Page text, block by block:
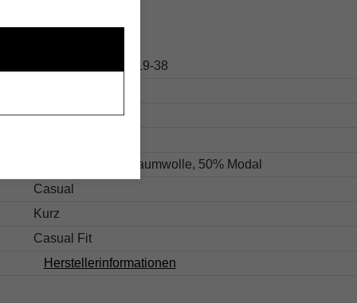
338.A325059-27319-38
Gestreift
50% organische Baumwolle, 50% Modal
Casual
Kurz
Casual Fit
Herstellerinformationen